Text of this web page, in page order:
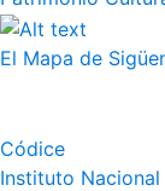
El Mapa de
Códice
Instituto